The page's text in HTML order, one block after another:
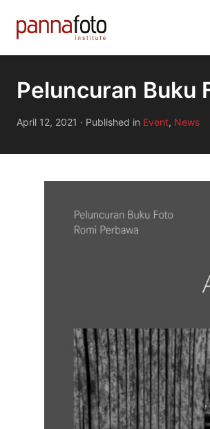
Peluncuran Buku
April 12, 2021 · Published in Event, News